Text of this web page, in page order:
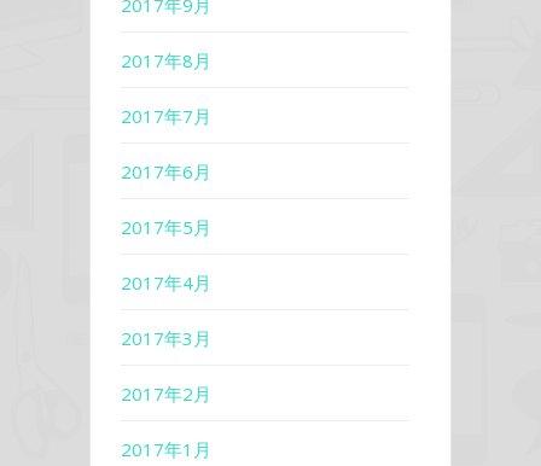
2017年9月
2017年8月
2017年7月
2017年6月
2017年5月
2017年4月
2017年3月
2017年2月
2017年1月